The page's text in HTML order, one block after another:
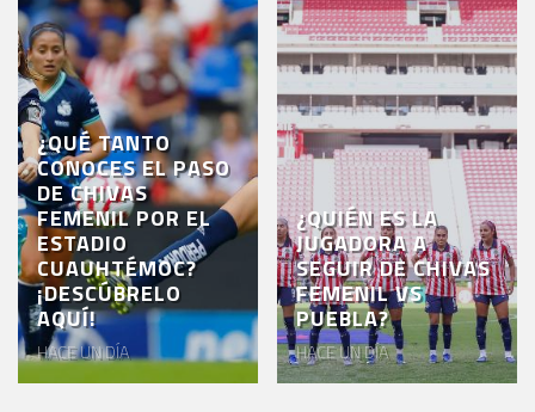
¿QUÉ TANTO
CONOCES EL PASO
DE CHIVAS
FEMENIL POR EL
ESTADIO
CUAUHTÉMOC?
¡DESCÚBRELO
AQUÍ!
HACE UN DÍA
¿QUIÉN ES LA
JUGADORA A
SEGUIR DE CHIVAS
FEMENIL VS
PUEBLA?
HACE UN DÍA